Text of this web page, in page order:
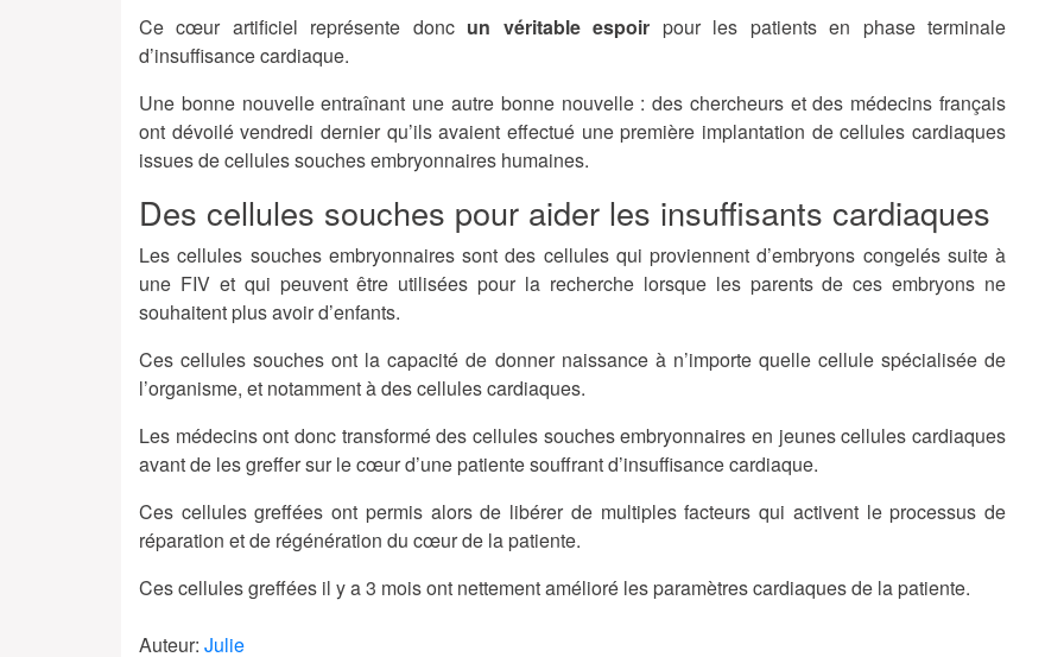
Ce cœur artificiel représente doncun véritable espoir pour les patients en phase terminale
d’insuffisance cardiaque.
Une bonne nouvelle entraînant une autre bonne nouvelle : des chercheurs et des médecins français
ont dévoilé vendredi dernier qu’ils avaient effectué une première implantation de cellules cardiaques
issues de cellules souches embryonnaires humaines.
Des cellules souches pour aider les insuffisants cardiaques
Les cellules souches embryonnaires sont des cellules qui proviennent d’embryons congelés suite à
une FIV et qui peuvent être utilisées pour la recherche lorsque les parents de ces embryons ne
souhaitent plus avoir d’enfants.
Ces cellules souches ont la capacité de donner naissance à n’importe quelle cellule spécialisée de
l’organisme, et notamment à des cellules cardiaques.
Les médecins ont donc transformé des cellules souches embryonnaires en jeunes cellules cardiaques
avant de les greffer sur le cœur d’une patiente souffrant d’insuffisance cardiaque.
Ces cellules greffées ont permis alors de libérer de multiples facteurs qui activent le processus de
réparation et de régénération du cœur de la patiente.
Ces cellules greffées il y a 3 mois ont nettement amélioré les paramètres cardiaques de la patiente.
Auteur: Julie